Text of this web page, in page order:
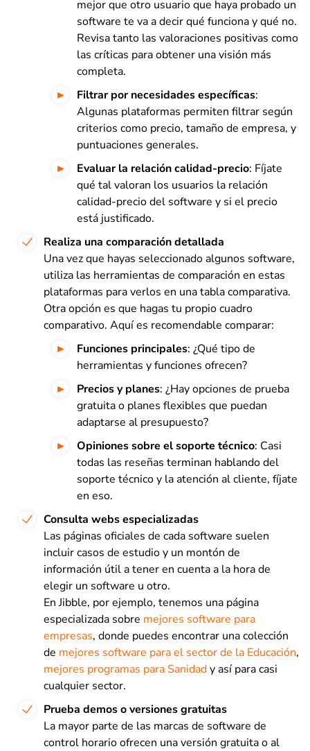
mejor que otro usuario que haya probado un
software te va a decir qué funciona y qué no.
Revisa tanto las valoraciones positivas como
las críticas para obtener una visión más
completa.
Filtrar por necesidades específicas:
Algunas plataformas permiten filtrar según
criterios como precio, tamaño de empresa, y
puntuaciones generales.
Evaluar la relación calidad-precio: Fíjate
qué tal valoran los usuarios la relación
calidad-precio del software y si el precio
está justificado.
Realiza una comparación detallada
Una vez que hayas seleccionado algunos software,
utiliza las herramientas de comparación en estas
plataformas para verlos en una tabla comparativa.
Otra opción es que hagas tu propio cuadro
comparativo. Aquí es recomendable comparar:
Funciones principales: ¿Qué tipo de
herramientas y funciones ofrecen?
Precios y planes: ¿Hay opciones de prueba
gratuita o planes flexibles que puedan
adaptarse al presupuesto?
Opiniones sobre el soporte técnico: Casi
todas las reseñas terminan hablando del
soporte técnico y la atención al cliente, fíjate
en eso.
Consulta webs especializadas
Las páginas oficiales de cada software suelen
incluir casos de estudio y un montón de
información útil a tener en cuenta a la hora de
elegir un software u otro.
En Jibble, por ejemplo, tenemos una página
especializada sobre mejores software para
empresas, donde puedes encontrar una colección
de mejores software para el sector de la Educación,
mejores programas para Sanidady así para casi
cualquier sector.
Prueba demos o versiones gratuitas
La mayor parte de las marcas de software de
control horario ofrecen una versión gratuita o al